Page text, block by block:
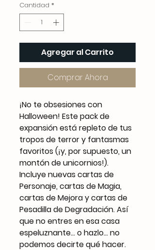
Cantidad *
Agregar al Carrito
Comprar Ahora
¡No te obsesiones con
Halloween! Este pack de
expansión está repleto de tus
tropos de terror y fantasmas
favoritos (¡y, por supuesto, un
montón de unicornios!).
Incluye nuevas cartas de
Personaje, cartas de Magia,
cartas de Mejora y cartas de
Pesadilla de Degradación. Así
que no entres en esa casa
espeluznante... o hazlo... no
podemos decirte qué hacer.